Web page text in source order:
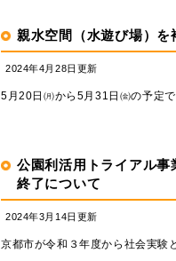
親水空間（水遊び場）を
2024年4月28日更新
5月20日㈪から5月31日㈮の予定
公園利活用トライアル
終了について
2024年3月14日更新
京都市が令和３年度から社会実験